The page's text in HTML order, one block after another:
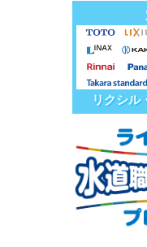
リクシル